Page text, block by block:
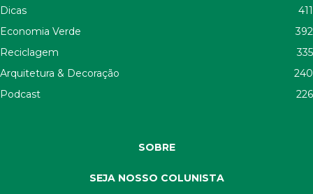
Dicas
411
Economia Verde
392
Reciclagem
335
Arquitetura & Decoração
240
Podcast
226
SOBRE
SEJA NOSSO COLUNISTA